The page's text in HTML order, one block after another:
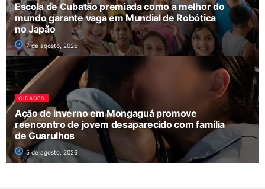
Escola de Cubatão premiada como a melhor do
mundo garante vaga em Mundial de Robótica
no Japão
7 de agosto, 2026
CIDADES
Ação de inverno em Mongaguá promove
reencontro de jovem desaparecido com família
de Guarulhos
5 de agosto, 2026